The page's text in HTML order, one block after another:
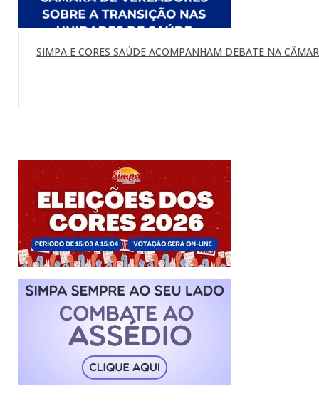
SIMPA E CORES SAÚDE ACOMPANHAM DEBATE NA